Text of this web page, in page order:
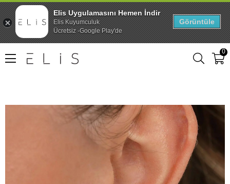
0
Elis Uygulamasını Hemen İndir
Elis Kuyumculuk
Ücretsiz -Google Play'de
Görüntüle